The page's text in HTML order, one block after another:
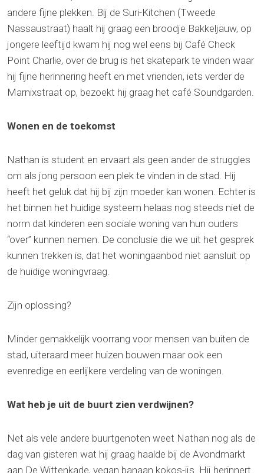
andere fijne plekken. Bij de Suri-Kitchen (Tweede
Nassaustraat) haalt hij graag een broodje Bakkeljauw, op
jongere leeftijd kwam hij nog wel eens bij Café Check
Point Charlie, over de brug is het skatepark te vinden waar
hij fijne herinnering heeft en met vrienden, iets verder de
Marnixstraat op, bezoekt hij graag het café Soundgarden.
Wonen en de toekomst
Nathan is student en ervaart als geen ander de struggles
om als jong persoon een plek te vinden in de stad. Hij
heeft het geluk dat hij bij zijn moeder kan wonen. Echter is
het binnen het huidige systeem helaas nog steeds niet de
norm dat kinderen een sociale woning van hun ouders
“over” kunnen nemen. De conclusie die we uit het gesprek
kunnen trekken is, dat het woningaanbod niet aansluit op
de huidige woningvraag.
Zijn oplossing?
Minder gemakkelijk voorrang voor mensen van buiten de
stad, uiteraard meer huizen bouwen maar ook een
evenredige en eerlijkere verdeling van de woningen.
Wat heb je uit de buurt zien verdwijnen?
Net als vele andere buurtgenoten weet Nathan nog als de
dag van gisteren wat hij graag haalde bij de Avondmarkt
aan De Wittenkade, vegan banaan kokos-ijs. Hij herinnert